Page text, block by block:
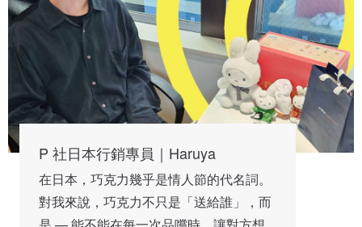
P 社日本行銷專員｜Haruya
在日本，巧克力幾乎是情人節的代名詞。
對我來說，巧克力不只是「送給誰」，而